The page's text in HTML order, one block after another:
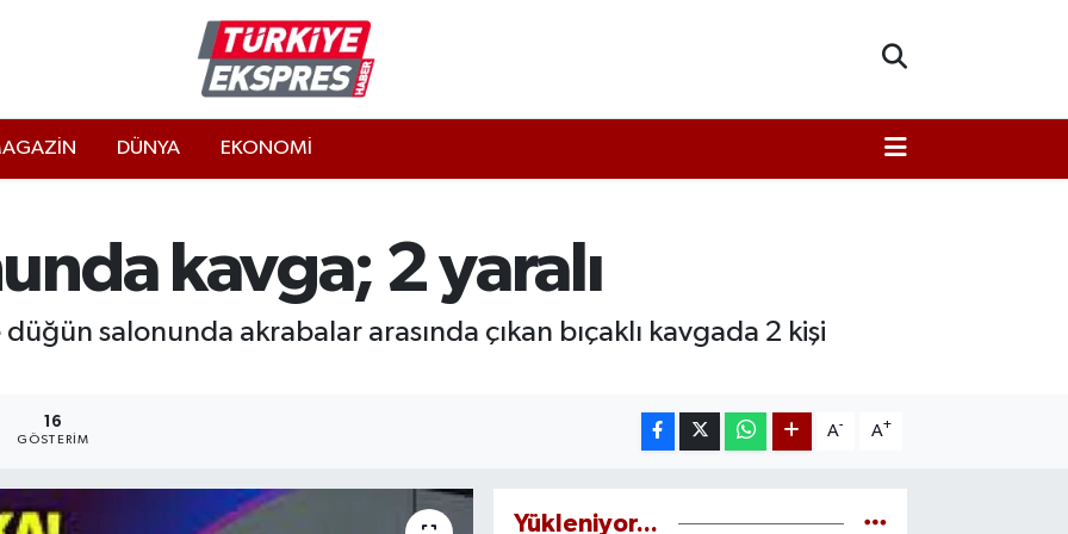
DÜNYA EKONOMİ
kavga; 2 yaralı
düğün salonunda akrabalar arasında çıkan bıçaklı kavgada 2 kişi
16
GÖSTERIM
A- A+
Yükleniyor...